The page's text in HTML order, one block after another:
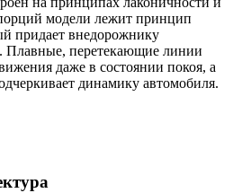
модели лежит принцип
придает внедорожнику
Плавные, перетекающие линии
даже в состоянии покоя, а
динамику автомобиля.